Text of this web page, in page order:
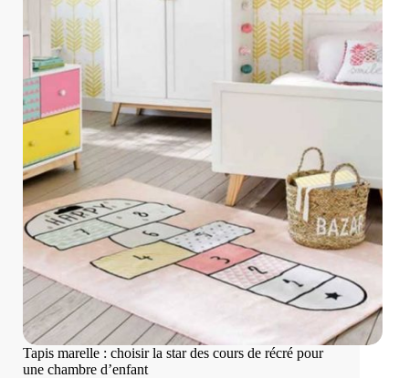
Tapis marelle : choisir la star des cours de récré pour
une chambre d’enfant